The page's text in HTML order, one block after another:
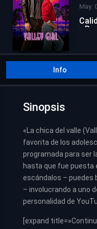
May.
Info
Sinopsis
«La chica del valle
favorita de los
programada para ser
hasta que fue puesta
escándalos – puedes
– involucrando a uno
personalidad de
[expand